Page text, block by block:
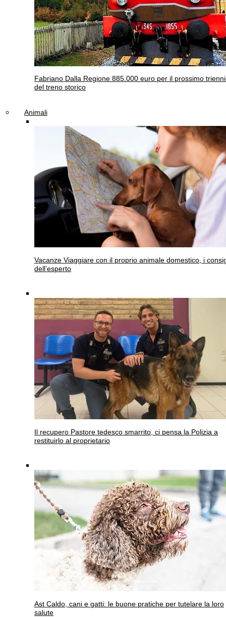
Fabriano Dalla Regione 885.000 euro per il prossimo
del treno storico
Animali
Vacanze Viaggiare con il proprio animale domestico, i
dell’esperto
Il recupero Pastore tedesco smarrito, ci pensa la Polizia a
restituirlo al proprietario
Ast Caldo, cani e gatti: le buone pratiche per tutelare la loro
salute